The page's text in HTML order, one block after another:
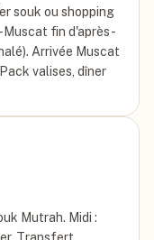
souk ou shopping
Muscat fin d'après-
Arrivée Muscat
valises, dîner
Mutrah. Midi :